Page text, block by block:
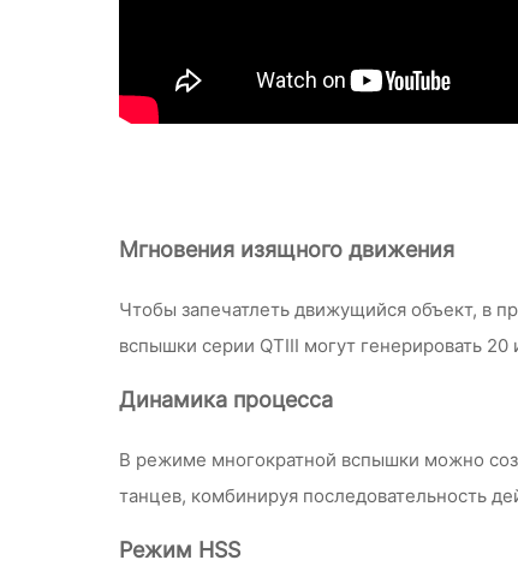
Мгновения изящного движения
Чтобы запечатлеть движущийся объект, в
вспышки серии QTIII могут генерировать
Динамика процесса
В режиме многократной вспышки можно
танцев, комбинируя последовательность
Режим HSS